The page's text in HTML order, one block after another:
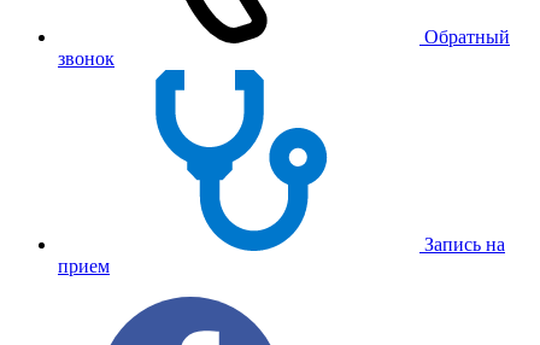
Обратный
звонок
Запись на
прием